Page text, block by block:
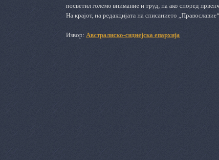
посветил големо внимание и труд, па ако според
На крајот, на редакцијата на списанието
Извор: Австралиско-сиднејска епархија